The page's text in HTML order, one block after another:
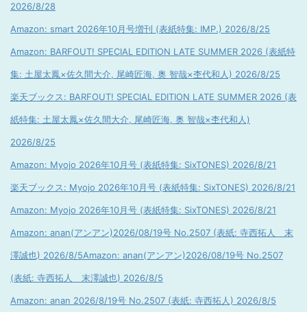
2026/8/28
Amazon: smart 2026年10月号増刊 (表紙特集: IMP.) 2026/8/25
Amazon: BARFOUT! SPECIAL EDITION LATE SUMMER 2026 (表紙特
集: 土屋太鳳×佐久間大介, 尾崎匠海, 奥 智哉×杢代和人) 2026/8/25
楽天ブックス: BARFOUT! SPECIAL EDITION LATE SUMMER 2026 (表
紙特集: 土屋太鳳×佐久間大介, 尾崎匠海, 奥 智哉×杢代和人)
2026/8/25
Amazon: Myojo 2026年10月号 (表紙特集: SixTONES) 2026/8/21
楽天ブックス: Myojo 2026年10月号 (表紙特集: SixTONES) 2026/8/21
Amazon: Myojo 2026年10月号 (表紙特集: SixTONES) 2026/8/21
Amazon: anan(アンアン)2026/08/19号 No.2507 (表紙: 寺西拓人 末
澤誠也) 2026/8/5Amazon: anan(アンアン)2026/08/19号 No.2507
(表紙: 寺西拓人 末澤誠也) 2026/8/5
Amazon: anan 2026/8/19号 No.2507 (表紙: 寺西拓人) 2026/8/5